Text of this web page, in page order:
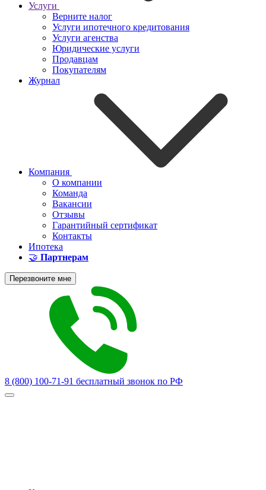
Услуги
Верните налог
Услуги ипотечного кредитования
Услуги агенства
Юридические услуги
Продавцам
Покупателям
Журнал
Компания
О компании
Команда
Вакансии
Отзывы
Гарантийный сертификат
Контакты
Ипотека
🤝 Партнерам
Перезвоните мне
8 (800) 100-71-91 бесплатный звонок по РФ